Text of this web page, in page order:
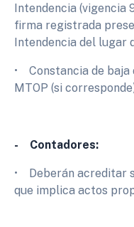
Intendencia (vigencia
firma registrada
Intendencia del lugar
• Constancia de baja
MTOP (si
- Contadores:
• Deberán acreditar
que implica actos